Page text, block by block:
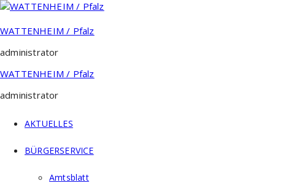
Zum
springen
WATTENHEIM / Pfalz
administrator
WATTENHEIM / Pfalz
administrator
AKTUELLES
BÜRGERSERVICE
Amtsblatt